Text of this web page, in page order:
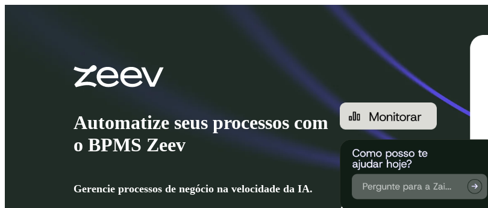
Automatize seus processos com
o BPMS Zeev
Gerencie processos de negócio na velocidade da IA.